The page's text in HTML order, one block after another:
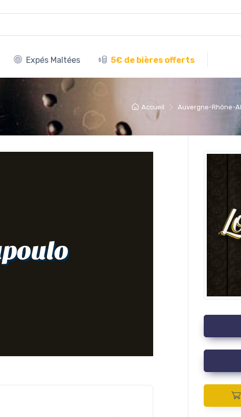
Expés Maltées 5€ de bières offerts
Accueil Auvergne-Rhône-